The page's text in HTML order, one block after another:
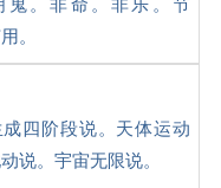
鬼。非命。非乐。节
。
四阶段说。天体运动
说。宇宙无限说。